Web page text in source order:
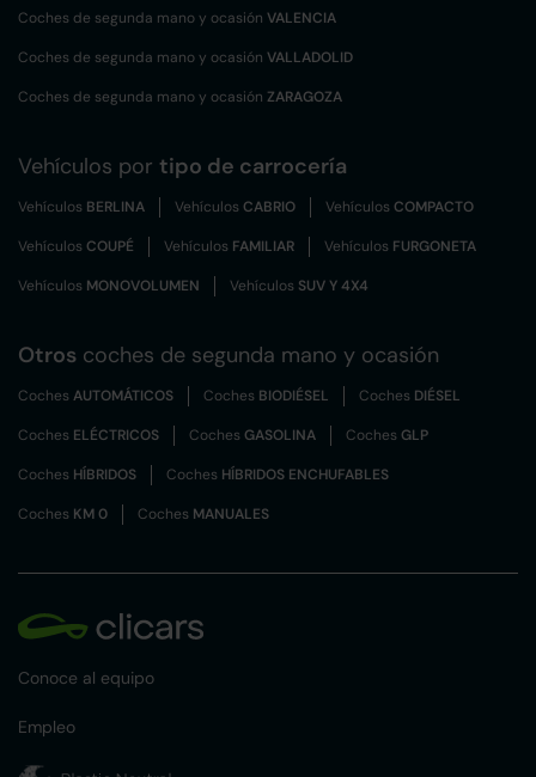
Coches de segunda mano y ocasión VALENCIA
Coches de segunda mano y ocasión VALLADOLID
Coches de segunda mano y ocasión ZARAGOZA
Vehículos por tipo de carrocería
Vehículos BERLINA VehículosCABRIO VehículosCOMPACTO
VehículosCOUPÉ Vehículos FAMILIAR Vehículos FURGONETA
Vehículos MONOVOLUMEN Vehículos SUV Y 4X4
Otros coches de segunda mano y ocasión
CochesAUTOMÁTICOS Coches BIODIÉSEL Coches DIÉSEL
Coches ELÉCTRICOS CochesGASOLINA CochesGLP
Coches HÍBRIDOS Coches HÍBRIDOS ENCHUFABLES
Coches KM 0 Coches MANUALES
Conoce al equipo
Empleo